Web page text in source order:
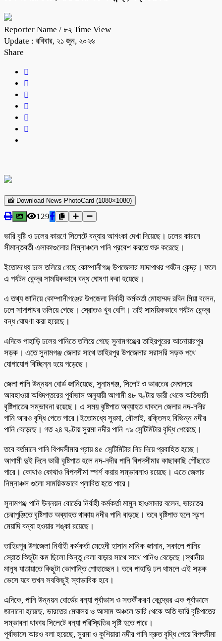
Reporter Name / ৮২ Time View
Update : রবিবার, ২১ জুন, ২০২৬
Share
📸 Download News PhotoCard (1080×1080)
129
ভারি বৃষ্টি ও ঢলের কারণে সিলেটে বন্যার আশংকা দেখা দিয়েছে। ঢলের কারনে
সীমান্তবর্তী এলাকাগুলোর নিম্নাঞ্চলে পানি প্রবেশ করতে শুরু করেছে।
ইতোমধ্যে ঢলে তলিয়ে গেছে কোম্পানীগঞ্জ উপজেলার সাদাপাথর পর্যটন কেন্দ্র। ফলে
এ পর্যটন কেন্দ্র সাময়িকভাবে বন্ধ ঘোষণা করা হয়েছে।
এ তথ্য জানিয়ে কোম্পানীগঞ্জের উপজেলা নির্বাহী কর্মকর্তা মোহাম্মদ রবিন মিয়া বলেন,
ঢলে সাদাপাথর তলিয়ে গেছে। স্রোতও খুব বেশি। তাই সাময়িকভাবে পর্যটন কেন্দ্র
বন্ধ ঘোষণা করা হয়েছে।
এদিকে পাহাড়ি ঢলের পানিতে তলিয়ে গেছে সুনামগঞ্জের তাহিরপুরের আনোয়ারপুর
সড়ক। এতে সুনামগঞ্জ জেলার সাথে তাহিরপুর উপজেলার সরাসরি সড়ক পথে
যোগাযোগ বিচ্ছিন্ন হয়ে পড়েছে।
জেলা পানি উন্নয়ন বোর্ড জানিয়েছে, সুনামগঞ্জ, সিলেট ও ভারতের মেঘালয়ে
আবহাওয়া অধিদপ্তরের পূর্বাভাস অনুযায়ী আগামী ৪৮ ঘণ্টায় ভারী থেকে অতিভারী
বৃষ্টিপাতের সম্ভাবনা রয়েছে। এ সময় বৃষ্টিপাত অব্যাহত থাকলে জেলার নদ-নদীর
পানি আরও বৃদ্ধি পেতে পারে।ইতোমধ্যে সুরমা, বৌলাই, রক্তিসহ বিভিন্ন নদীর
পানি বেড়েছে। গত ২৪ ঘণ্টায় সুরমা নদীর পানি ৭৯ সেন্টিমিটার বৃদ্ধি পেয়েছে।
তবে বর্তমানে পানি বিপদসীমার প্রায় ৪৫ সেন্টিমিটার নিচ দিয়ে প্রবাহিত হচ্ছে।
আগামী দুই দিনে ভারী বৃষ্টিপাত হলে নদ-নদীর পানি বিপদসীমার কাছাকাছি পৌঁছাতে
পারে। কোথাও কোথাও বিপদসীমা স্পর্শ করার সম্ভাবনাও রয়েছে। এতে জেলার
নিম্নাঞ্চল গুলো সাময়িকভাবে প্লাবিত হতে পারে।
সুনামগঞ্জ পানি উন্নয়ন বোর্ডের নির্বাহী কর্মকর্তা মামুন হাওলাদার বলেন, ভারতের
চেরাপুঞ্জিতে বৃষ্টিপাত অব্যাহত থাকায় নদীর পানি বাড়ছে। তবে বৃষ্টিপাত হলে স্বল্প
মেয়াদি বন্যা হওয়ার শঙ্কা রয়েছে।
তাহিরপুর উপজেলা নির্বাহী কর্মকর্তা মেহেদী হাসান মানিক জানান, সকালে পানির
স্রোত কিছুটা কম ছিলো কিন্তু বেলা বাড়ার সাথে সাথে পানিও বেড়েছে।স্থানীয়
মানুষ যাতায়াতে কিছুটা ভোগান্তি পোহাচ্ছেন। তবে পাহাড়ি ঢল থামলে এই সড়ক
ভেসে যবে তখন সবকিছুই স্বাভাবিক হবে।
এদিকে, পানি উন্নয়ন বোর্ডের বন্যা পূর্বাভাস ও সতর্কীকরণ কেন্দ্রের এক পূর্বাভাসে
জানানো হয়েছে, ভারতের মেঘালয় ও আসাম অঞ্চলে ভারি থেকে অতি ভারি বৃষ্টিপাতের
সম্ভাবনা থাকায় সিলেটে বন্যা পরিস্থিতির সৃষ্টি হতে পারে।
পূর্বাভাসে আরও বলা হয়েছে, সুরমা ও কুশিয়ারা নদীর পানি দ্রুত বৃদ্ধি পেয়ে বিপৎসীমা